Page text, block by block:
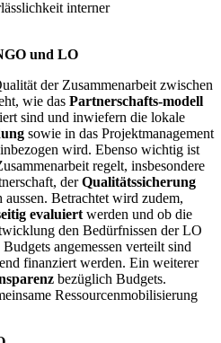
interner
und LO
der Zusammenarbeit zwischen
wie das Partnerschafts-modell
sind und inwiefern die lokale
sowie in das Projektmanagement
wird. Ebenso wichtig ist
regelt, insbesondere
derQualitätssicherung
aussen. Betrachtet wird zudem,
evaluiert werden und ob die
den Bedürfnissen der LO
angemessen verteilt sind
finanziert werden. Ein weiterer
bezüglich Budgets.
Ressourcenmobilisierung